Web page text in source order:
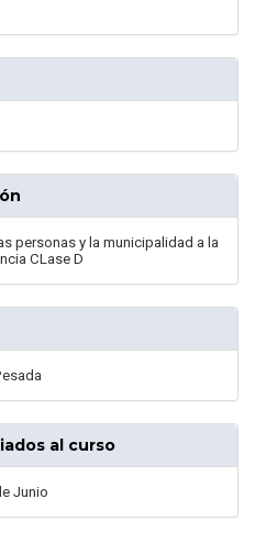
personas y la municipalidad a la
CLase D
al curso
Junio